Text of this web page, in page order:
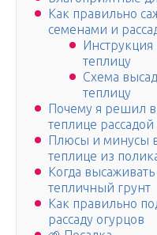
Как правильно
семенами и
Инструкция
теплицу
Схема
теплицу
Почему я решил
теплице рассадой
Плюсы и минусы
теплице из
Когда
тепличный грунт
Как правильно
рассаду огурцов